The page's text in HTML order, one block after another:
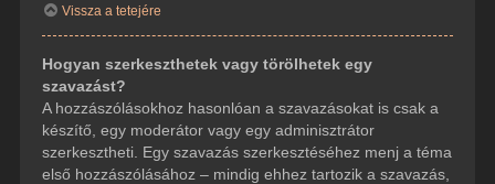
Vissza a tetejére
Hogyan szerkeszthetek vagy törölhetek egy
szavazást?
A hozzászólásokhoz hasonlóan a szavazásokat is csak a
készítő, egy moderátor vagy egy adminisztrátor
szerkesztheti. Egy szavazás szerkesztéséhez menj a téma
első hozzászólásához – mindig ehhez tartozik a szavazás,